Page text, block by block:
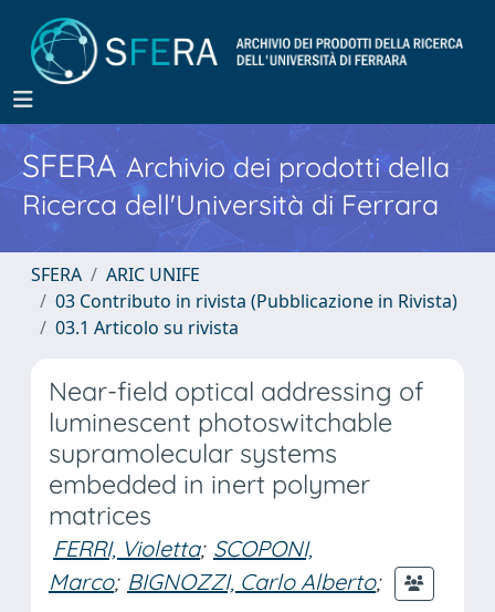
SFERA Archivio dei prodotti della
Ricerca dell'Università di Ferrara
SFERA
ARIC UNIFE
03 Contributo in rivista (Pubblicazione in Rivista)
03.1 Articolo su rivista
Near-field optical addressing of
luminescent photoswitchable
supramolecular systems
embedded in inert polymer
matrices
FERRI, Violetta; SCOPONI,
Marco; BIGNOZZI, Carlo Alberto;